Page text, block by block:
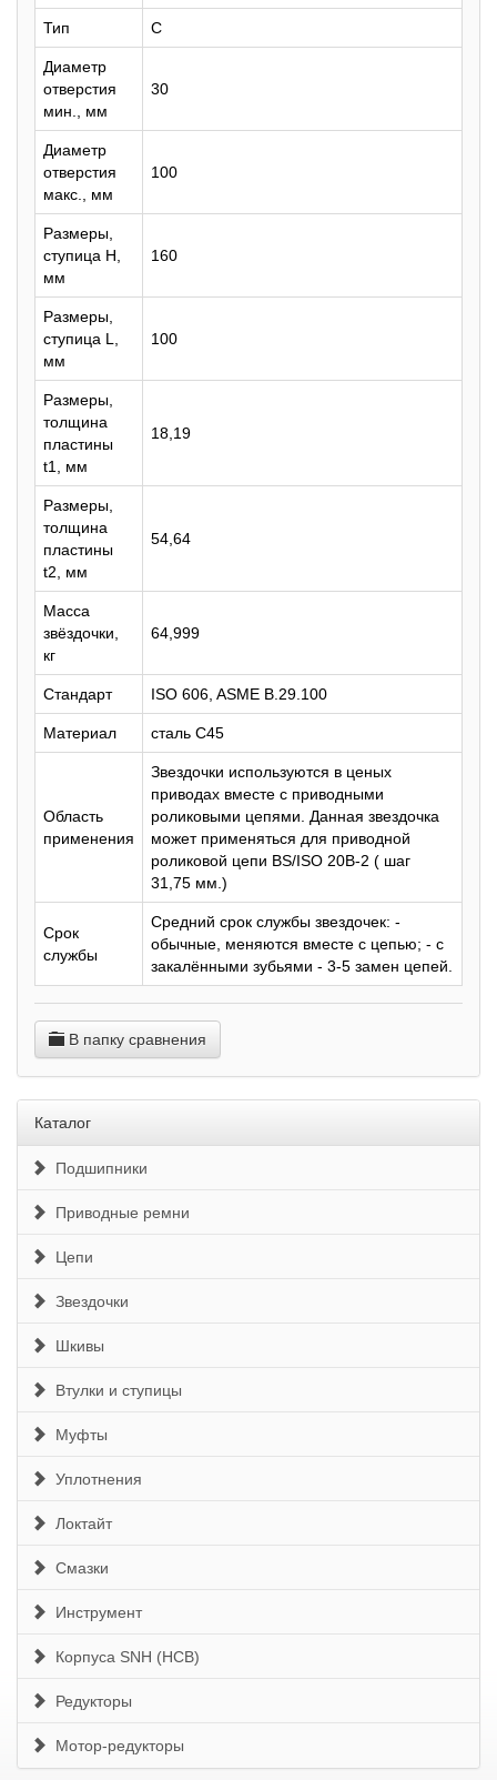
Тип C
Диаметр
отверстия
мин., мм
30
Диаметр
отверстия
макс., мм
100
Размеры,
ступица H,
мм
160
Размеры,
ступица L,
мм
100
Размеры,
толщина
пластины
t1, мм
18,19
Размеры,
толщина
пластины
t2, мм
54,64
Масса
звёздочки,
кг
64,999
Стандарт ISO 606, ASME B.29.100
Материал сталь C45
Область
применения
Звездочки используются в ценых
приводах вместе с приводными
роликовыми цепями. Данная звездочка
может применяться для приводной
роликовой цепи BS/ISO 20B-2 ( шаг
31,75 мм.)
Срок
службы
Средний срок службы звездочек: -
обычные, меняются вместе с цепью; - с
закалёнными зубьями - 3-5 замен цепей.
В папку сравнения
Каталог
Подшипники
Приводные ремни
Цепи
Звездочки
Шкивы
Втулки и ступицы
Муфты
Уплотнения
Локтайт
Смазки
Инструмент
Корпуса SNH (HCB)
Редукторы
Мотор-редукторы